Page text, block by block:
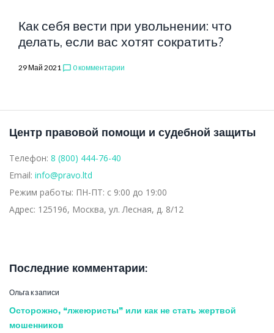
Как себя вести при увольнении: что
делать, если вас хотят сократить?
29 Май 2021 chat_bubble_outline 0 комментарии
Центр правовой помощи и судебной защиты
Телефон: 8 (800) 444-76-40
Email: info@pravo.ltd
Режим работы: ПН-ПТ: с 9:00 до 19:00
Адрес: 125196, Москва, ул. Лесная, д. 8/12
Последние комментарии:
Ольга к записи
Осторожно, “лжеюристы” или как не стать жертвой
мошенников